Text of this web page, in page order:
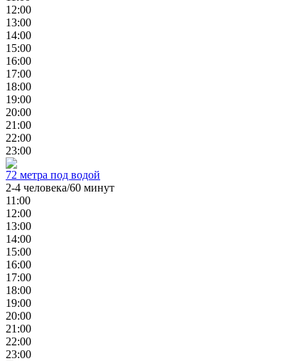
12:00
13:00
14:00
15:00
16:00
17:00
18:00
19:00
20:00
21:00
22:00
23:00
72 метра под водой
2-4 человека/60 минут
11:00
12:00
13:00
14:00
15:00
16:00
17:00
18:00
19:00
20:00
21:00
22:00
23:00